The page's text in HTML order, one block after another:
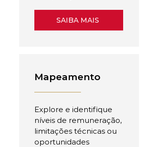
SAIBA MAIS
Mapeamento
Explore e identifique
níveis de remuneração,
limitações técnicas ou
oportunidades